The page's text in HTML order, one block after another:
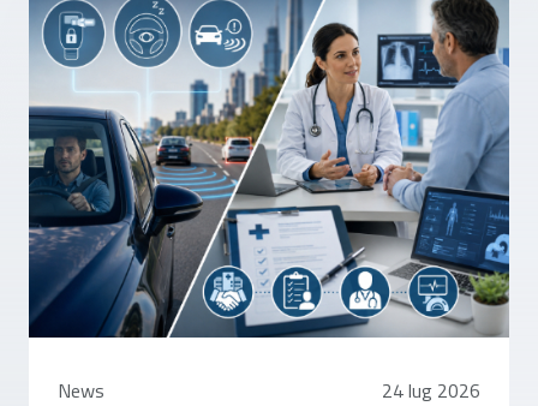
News 24 luglio 2026
24 lug 2026